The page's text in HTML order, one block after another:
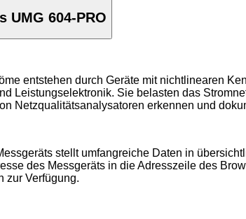
UMG 604-PRO
entstehen durch Geräte mit nichtlinearen
Leistungselektronik. Sie belasten das
Netzqualitätsanalysatoren erkennen und
stellt umfangreiche Daten in
des Messgeräts in die Adresszeile des
zur Verfügung.